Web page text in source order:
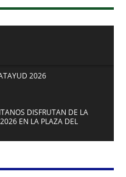
2026
DISFRUTAN DE LA
EN LA PLAZA DEL